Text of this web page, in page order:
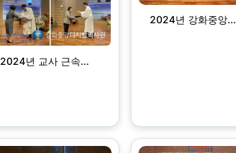
2024년 교사 근속...
2024년 강화중앙...